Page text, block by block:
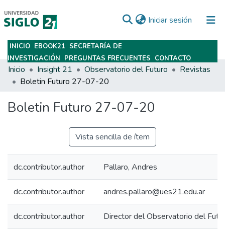
Iniciar sesión (current)
Subir
INICIO EBOOK21 SECRETARÍA DE
INVESTIGACIÓN PREGUNTAS FRECUENTES CONTACTO
Inicio Insight 21 Observatorio del Futuro
Revistas
Boletin Futuro 27-07-20
Boletin Futuro 27-07-20
Vista sencilla de ítem
dc.contributor.author Pallaro, Andres
dc.contributor.author andres.pallaro@ues21.edu.ar
dc.contributor.author Director del Observatorio del